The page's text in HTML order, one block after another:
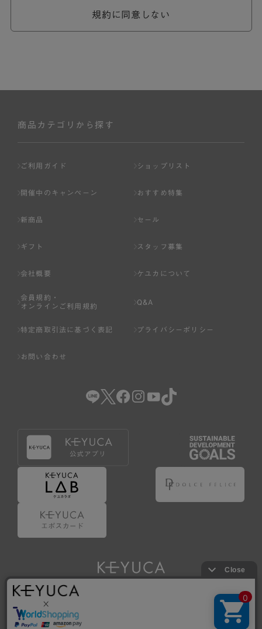
めが優先されるものとします。
ません。
ページへの入力、または弊社が別途指定する方法に従って
基づき判断した場合は、弊社は、その登録を取り消すこと
のいずれかの事由に該当する場合は、その登録を拒否し、
または事前に通知することなく一旦なされた登録を取り消
いる場合。
（5） その他、本規約または個別規定に違反した場合。
4.会員登録が取り消された場合においても、当該会員は、
弊社とのお取引等により既に発生した支払義務等の取引上
の義務および本規約上の義務の履行責任を免れないものと
します。
5.仮登録とは、ケユカが提供するアプリ等でサービスを利
用するための簡易的な会員登録（以下「仮登録」といいま
6.仮登録をすることで、第9条のポイント付与を受けるこ
とができます。
7.仮登録状態はポイントの利用は行えず、第3条1項の通り
に登録完了することでポイント利用が行えるようになりま
す。
規約に同意しない
商品カテゴリから探す
ご利用ガイド ショップリスト
開催中のキャンペーン おすすめ特集
新商品 セール
ギフト スタッフ募集
会社概要 ケユカについて
会員規約・
オンラインご利用規約
Q&A
特定商取引法に基づく表記 プライバシーポリシー
お問い合わせ
Copyright © KAWAJUN Co., Ltd. All Rights Reserved.